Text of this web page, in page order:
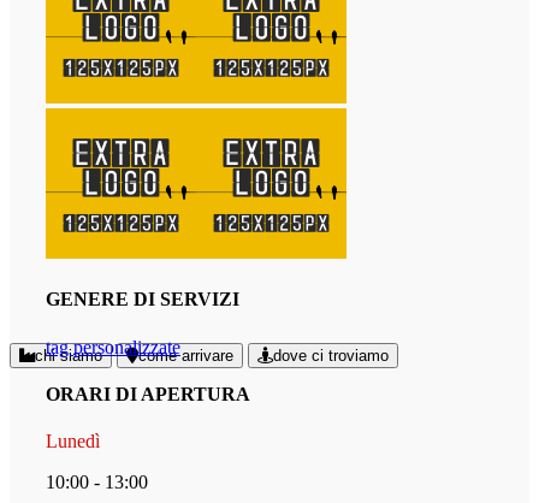
chi siamo come arrivare dove ci troviamo
GENERE DI SERVIZI
tag personalizzate
ORARI DI APERTURA
Lunedì
10:00 - 13:00